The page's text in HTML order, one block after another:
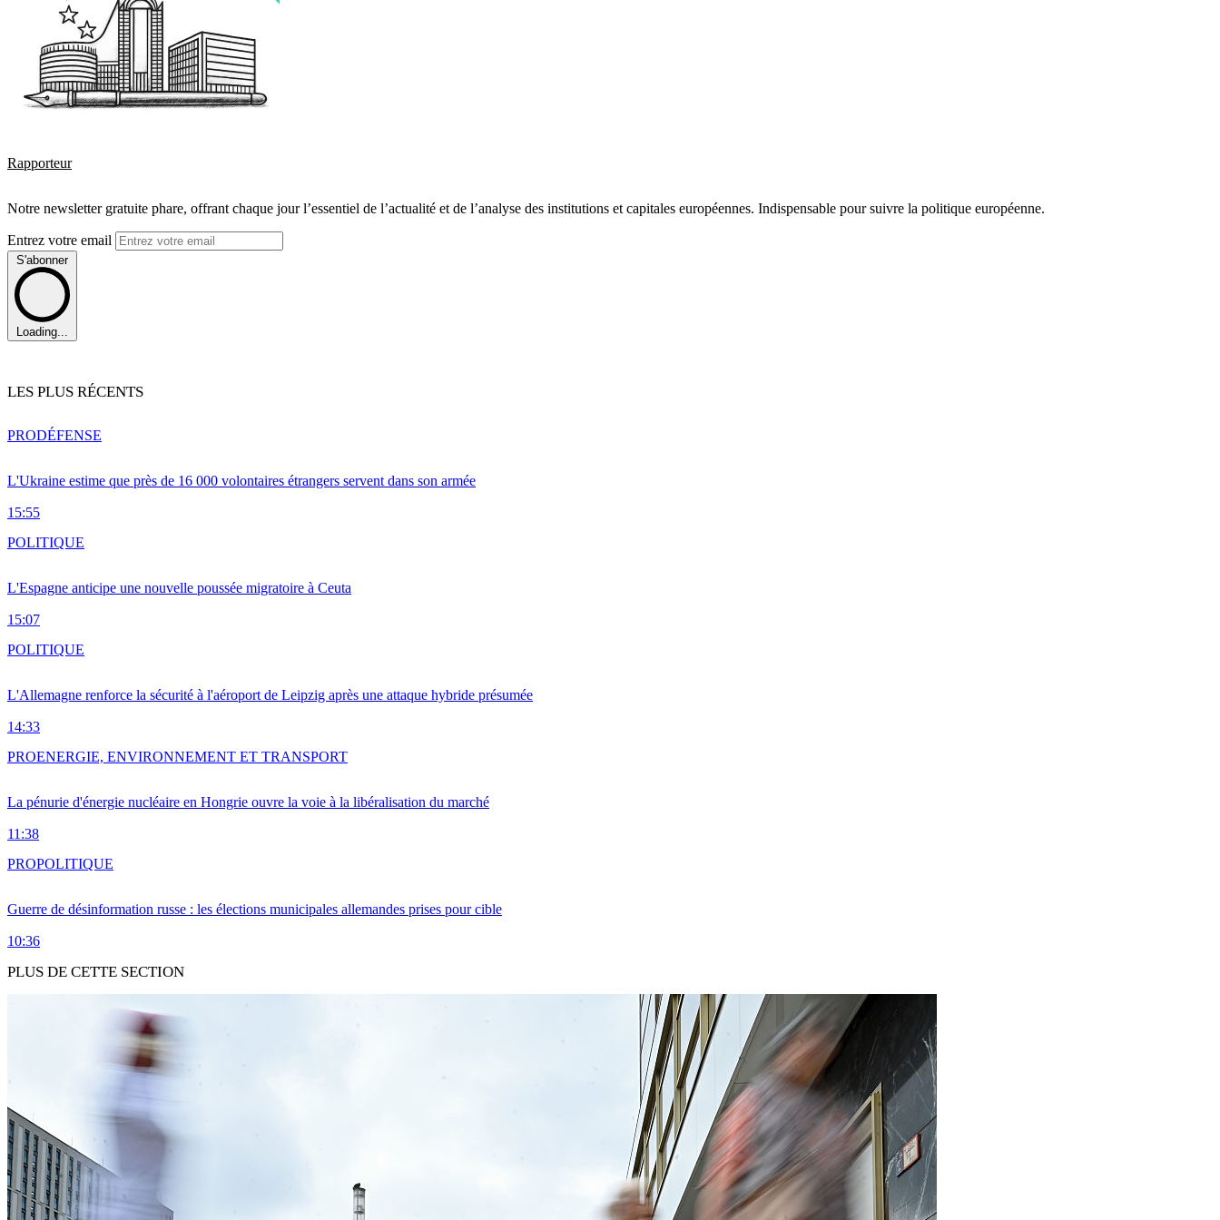
Rapporteur
Notre newsletter gratuite phare, offrant chaque jour l’essentiel de l’actualité et de l’analyse des institutions et capitales européennes. Indispensable pour suivre la politique européenne.
Entrez votre email
S'abonner
Loading...
LES PLUS RÉCENTS
L'Ukraine estime que près de 16 000 volontaires étrangers servent dans son armée
15:55
PRODÉFENSE
L'Espagne anticipe une nouvelle poussée migratoire à Ceuta
15:07
POLITIQUE
L'Allemagne renforce la sécurité à l'aéroport de Leipzig après une attaque hybride présumée
14:33
POLITIQUE
La pénurie d'énergie nucléaire en Hongrie ouvre la voie à la libéralisation du marché
11:38
PROENERGIE, ENVIRONNEMENT ET TRANSPORT
Guerre de désinformation russe : les élections municipales allemandes prises pour cible
10:36
PROPOLITIQUE
PLUS DE CETTE SECTION